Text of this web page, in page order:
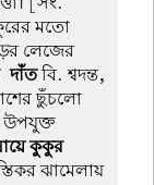
মতো
লেজের
দাঁতবি. শ্বদন্ত,
ছুঁচলো
উপযুক্ত
কুকুর
ঝামেলায়